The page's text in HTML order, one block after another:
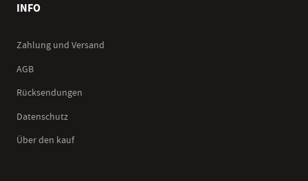
INFO
Zahlung und Versand
AGB
Rücksendungen
Datenschutz
Über den kauf